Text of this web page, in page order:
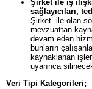
Şirket ile iş
sağlayıcıları,
Şirket ile olan
mevzuattan
devam eden
bunların
kaynaklanan
uyarınca
Veri Tipi Kategorileri;